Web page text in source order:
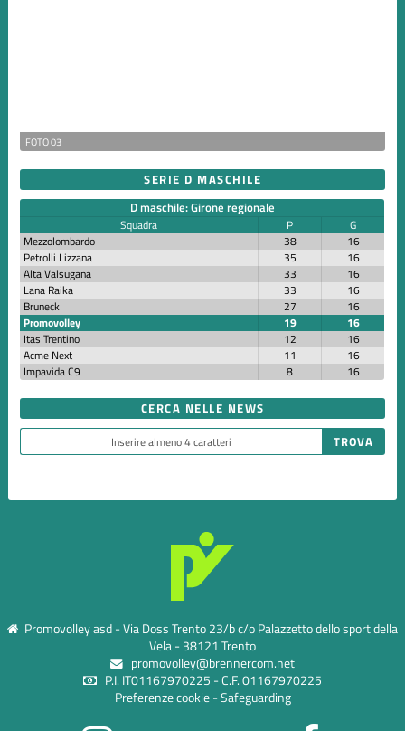
FOTO 03
SERIE D MASCHILE
D maschile: Girone regionale
Squadra P
G
Mezzolombardo
38
16
Petrolli Lizzana
35
16
Alta Valsugana
33
16
Lana Raika
33
16
Bruneck
27
16
Promovolley
19
16
Itas Trentino
12
16
Acme Next
11
16
Impavida C9
8 16
CERCA NELLE NEWS
Promovolley asd - Via Doss Trento 23/b c/o Palazzetto dello sport della
Vela - 38121 Trento
promovolley@brennercom.net
P.I. IT01167970225 - C.F. 01167970225
Preferenze cookie-Safeguarding